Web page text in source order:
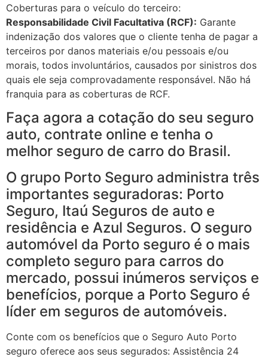
Coberturas para o veículo do terceiro:
Responsabilidade Civil Facultativa (RCF): Garante
indenização dos valores que o cliente tenha de pagar a
terceiros por danos materiais e/ou pessoais e/ou
morais, todos involuntários, causados por sinistros dos
quais ele seja comprovadamente responsável. Não há
franquia para as coberturas de RCF.
Faça agora a cotação do seu seguro
auto, contrate online e tenha o
melhor seguro de carro do Brasil.
O grupo Porto Seguro administra três
importantes seguradoras: Porto
Seguro, Itaú Seguros de auto e
residência e Azul Seguros. O seguro
automóvel da Porto seguro é o mais
completo seguro para carros do
mercado, possui inúmeros serviços e
benefícios, porque a Porto Seguro é
líder em seguros de automóveis.
Conte com os benefícios que o Seguro Auto Porto
seguro oferece aos seus segurados: Assistência 24